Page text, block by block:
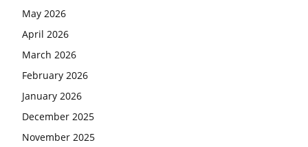
May 2026
April 2026
March 2026
February 2026
January 2026
December 2025
November 2025